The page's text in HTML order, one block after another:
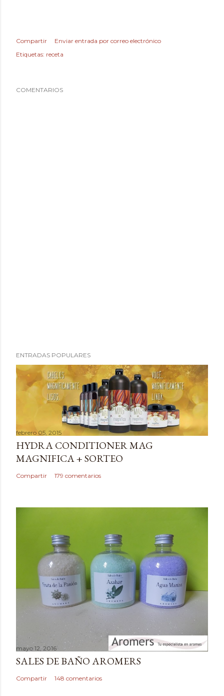
Compartir
Enviar entrada por correo electrónico
Etiquetas: receta
COMENTARIOS
ENTRADAS POPULARES
febrero 05, 2015
HYDRA CONDITIONER MAG
MAGNIFICA + SORTEO
Compartir 179 comentarios
mayo 12, 2016
SALES DE BAÑO AROMERS
Compartir 148 comentarios